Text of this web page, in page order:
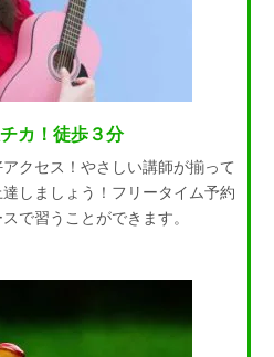
カ！徒歩３分
クセス！やさしい講師が揃って
しましょう！フリータイム予約
で習うことができます。